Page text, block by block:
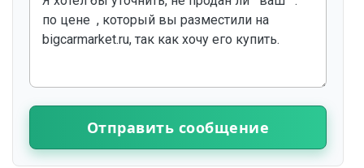
Отправить сообщение